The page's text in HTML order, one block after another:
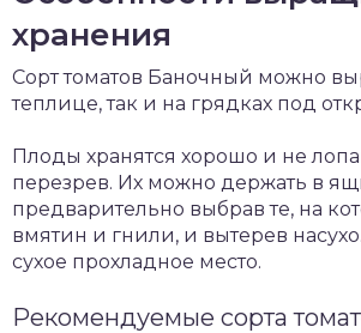
хранения
Сорт томатов Баночный можно
теплице, так и на грядках под
Плоды хранятся хорошо и не
перезрев. Их можно держать в
предварительно выбрав те, на
вмятин и гнили, и вытерев
сухое прохладное место.
Рекомендуемые сорта